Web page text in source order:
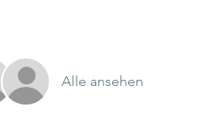
Alle ansehen